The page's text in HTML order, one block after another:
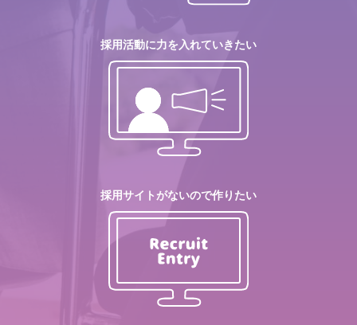
採用活動に力を入れていきたい
採用サイトがないので作りたい